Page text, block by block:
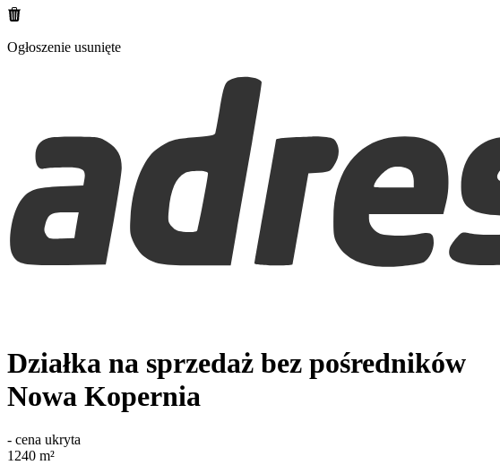
Ogłoszenie usunięte
Działka na sprzedaż bez pośredników
Nowa Kopernia
- cena ukryta
1240 m²